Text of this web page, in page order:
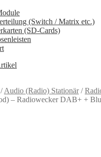
(Switch / Matrix etc.)
(SD-Cards)
/Audio (Radio) Stationär/
– Radiowecker DAB+ +